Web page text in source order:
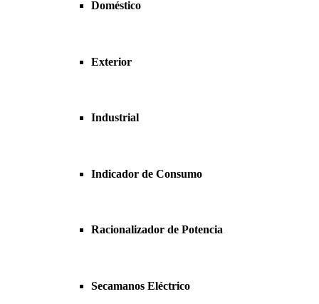
Doméstico
Exterior
Industrial
Indicador de Consumo
Racionalizador de Potencia
Secamanos Eléctrico